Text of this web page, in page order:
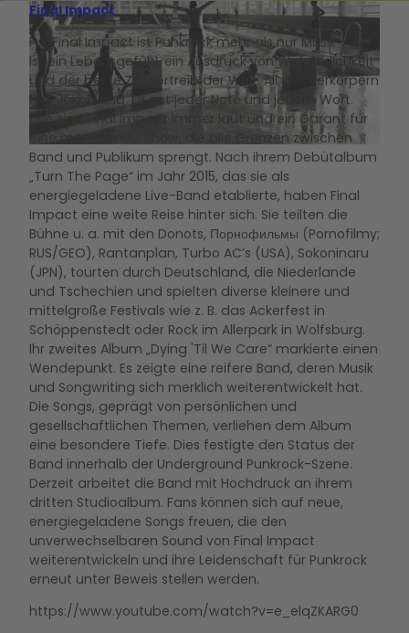
© Hallenbad - Zentrum junge Kultur Wolfsburg GmbH |
© Hallenbad - Zentrum junge Kultur Wolfsburg GmbH | CC-BY-SA
Final Impact
Für Final Impact ist Punkrock mehr als nur Musik – es
ist ein Lebensgefühl, ein Ausdruck von Wut, Ehrlichkeit
und der beste Zeitvertreib der Welt. All das verkörpern
Phil, Jakob und Till mit jeder Note und jedem Wort.
Live sind Final Impact immer laut und ein Garant für
eine mitreißende Show, die alle Grenzen zwischen
Band und Publikum sprengt. Nach ihrem Debütalbum
„Turn The Page“ im Jahr 2015, das sie als
energiegeladene Live-Band etablierte, haben Final
Impact eine weite Reise hinter sich. Sie teilten die
Bühne u. a. mit den Donots, Порнофильмы (Pornofilmy;
RUS/GEO), Rantanplan, Turbo AC’s (USA), Sokoninaru
(JPN), tourten durch Deutschland, die Niederlande
und Tschechien und spielten diverse kleinere und
mittelgroße Festivals wie z. B. das Ackerfest in
Schöppenstedt oder Rock im Allerpark in Wolfsburg.
Ihr zweites Album „Dying 'Til We Care“ markierte einen
Wendepunkt. Es zeigte eine reifere Band, deren Musik
und Songwriting sich merklich weiterentwickelt hat.
Die Songs, geprägt von persönlichen und
gesellschaftlichen Themen, verliehen dem Album
eine besondere Tiefe. Dies festigte den Status der
Band innerhalb der Underground Punkrock-Szene.
Derzeit arbeitet die Band mit Hochdruck an ihrem
dritten Studioalbum. Fans können sich auf neue,
energiegeladene Songs freuen, die den
unverwechselbaren Sound von Final Impact
weiterentwickeln und ihre Leidenschaft für Punkrock
erneut unter Beweis stellen werden.
https://www.youtube.com/watch?v=e_elqZKARG0